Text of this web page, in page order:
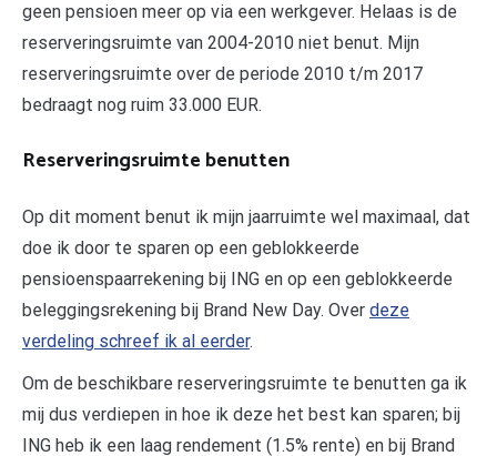
geen pensioen meer op via een werkgever. Helaas is de
reserveringsruimte van 2004-2010 niet benut. Mijn
reserveringsruimte over de periode 2010 t/m 2017
bedraagt nog ruim 33.000 EUR.
Reserveringsruimte benutten
Op dit moment benut ik mijn jaarruimte wel maximaal, dat
doe ik door te sparen op een geblokkeerde
pensioenspaarrekening bij ING en op een geblokkeerde
beleggingsrekening bij Brand New Day. Over deze
verdeling schreef ik al eerder.
Om de beschikbare reserveringsruimte te benutten ga ik
mij dus verdiepen in hoe ik deze het best kan sparen; bij
ING heb ik een laag rendement (1.5% rente) en bij Brand